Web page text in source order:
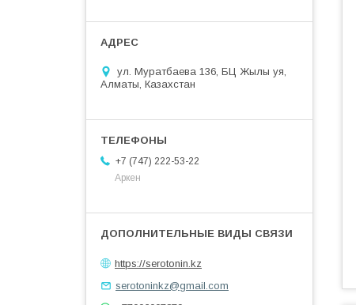
ул. Муратбаева 136, БЦ Жылы уя,
Алматы, Казахстан
+7 (747) 222-53-22
Аркен
https://serotonin.kz
serotoninkz@gmail.com